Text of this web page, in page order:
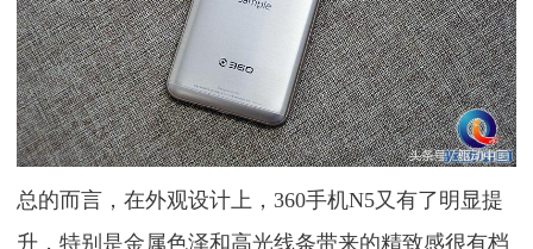
总的而言，在外观设计上，360手机N5又有了明显提
升，特别是金属色泽和高光线条带来的精致感很有档